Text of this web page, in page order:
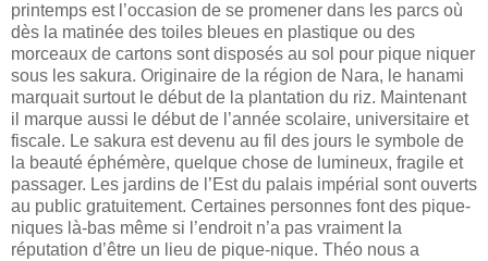
printemps est l’occasion de se promener dans les parcs où
dès la matinée des toiles bleues en plastique ou des
morceaux de cartons sont disposés au sol pour pique niquer
sous les sakura. Originaire de la région de Nara, le hanami
marquait surtout le début de la plantation du riz. Maintenant
il marque aussi le début de l’année scolaire, universitaire et
fiscale. Le sakura est devenu au fil des jours le symbole de
la beauté éphémère, quelque chose de lumineux, fragile et
passager. Les jardins de l’Est du palais impérial sont ouverts
au public gratuitement. Certaines personnes font des pique-
niques là-bas même si l’endroit n’a pas vraiment la
réputation d’être un lieu de pique-nique. Théo nous a